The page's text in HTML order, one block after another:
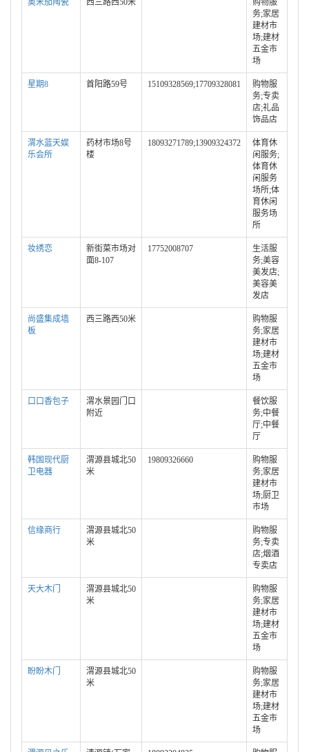
奥米茄陶瓷 西三路西50米
购物服
务;家居
建材市
场;建材
五金市
场
星期8 首阳路59号 15109328569;17709328081
购物服
务;专卖
店;礼品
饰品店
渭水蓝天娱
乐会所
药材市场8号
楼
18093271789;13909324372
体育休
闲服务;
体育休
闲服务
场所;体
育休闲
服务场
所
妆绣恋
新街菜市场对
面8-107
17752008707
生活服
务;美容
美发店;
美容美
发店
尚盛集成墙
板
西三路西50米
购物服
务;家居
建材市
场;建材
五金市
场
口口香包子
渭水景园门口
附近
餐饮服
务;中餐
厅;中餐
厅
韩国现代厨
卫电器
渭源县城北50
米
19809326660
购物服
务;家居
建材市
场;厨卫
市场
信缘商行
渭源县城北50
米
购物服
务;专卖
店;烟酒
专卖店
天大木门
渭源县城北50
米
购物服
务;家居
建材市
场;建材
五金市
场
盼盼木门
渭源县城北50
米
购物服
务;家居
建材市
场;建材
五金市
场